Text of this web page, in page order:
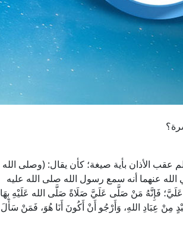
عقب الأذان بأية صيغة؛ كأن يقال: (وصلى الله
عنهما أنه سمع رسول الله صلى الله عليه
فَإِنَّهُ مَنْ صَلَّى عَلَيَّ صَلَاةً صَلَّى الله عَلَيْهِ بِهَا
مِنْ عِبَادِ اللهِ، وَأَرْجُو أَنْ أَكُونَ أَنَا هُوَ، فَمَنْ سَأَلَ